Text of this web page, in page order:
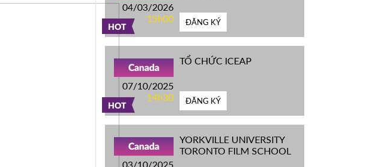
HOT
04/03/2026
15h00
ĐĂNG KÝ
HOT
Canada
07/10/2025
14h30
TỔ CHỨC ICEAP
ĐĂNG KÝ
Canada
03/10/2025
YORKVILLE UNIVERSITY
TORONTO FILM SCHOOL